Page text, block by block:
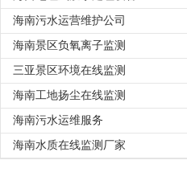
海南污水运营维护公司
海南景区负氧离子监测
三亚景区环境在线监测
海南工地扬尘在线监测
海南污水运维服务
海南水质在线监测厂家